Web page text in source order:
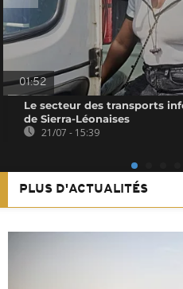
01:52
Le secteur des transports
de Sierra-Léonaises
21/07 - 15:39
PLUS D'ACTUALITÉS